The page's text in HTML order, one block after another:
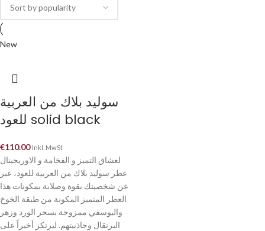
New
سوليد بلاك من العربية
للعود solid black
€110.00 Inkl. MwSt
لعشاق التميز و الفخامة و الاوريجينال
عطر سوليد بلاك من العربية للعود، عبر
عن شخصيتك بقوة وصلابة بمكونات هذا
العطر المتميز المكونة من طبقة الخوخ
واليوسفي ممزوجة بسحر الورد وزهر
البرتقال وجاذبيتهم. ليرتكز أخيراً على